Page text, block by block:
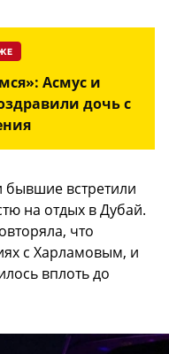
Асмус и
дочь с
встретили
на отдых в Дубай.
что
с Харламовым, и
вплоть до